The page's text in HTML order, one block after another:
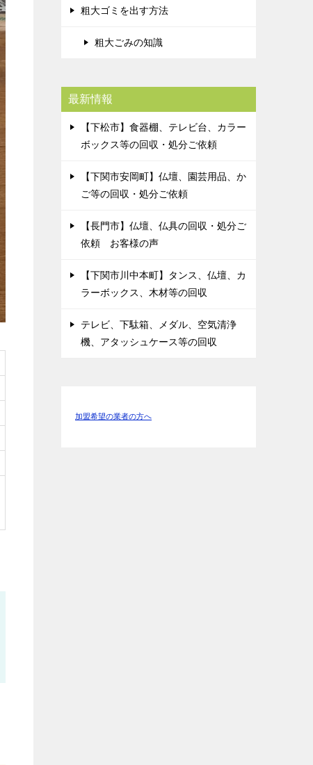
粗大ゴミを出す方法
粗大ごみの知識
最新情報
【下松市】食器棚、テレビ台、カラー
ボックス等の回収・処分ご依頼
【下関市安岡町】仏壇、園芸用品、か
ご等の回収・処分ご依頼
【長門市】仏壇、仏具の回収・処分ご
依頼 お客様の声
【下関市川中本町】タンス、仏壇、カ
ラーボックス、木材等の回収
テレビ、下駄箱、メダル、空気清浄
機、アタッシュケース等の回収
加盟希望の業者の方へ